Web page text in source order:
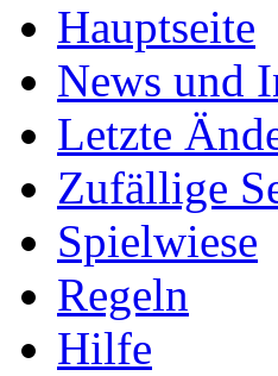
Hauptseite
News und
Letzte
Zufällige
Spielwiese
Regeln
Hilfe